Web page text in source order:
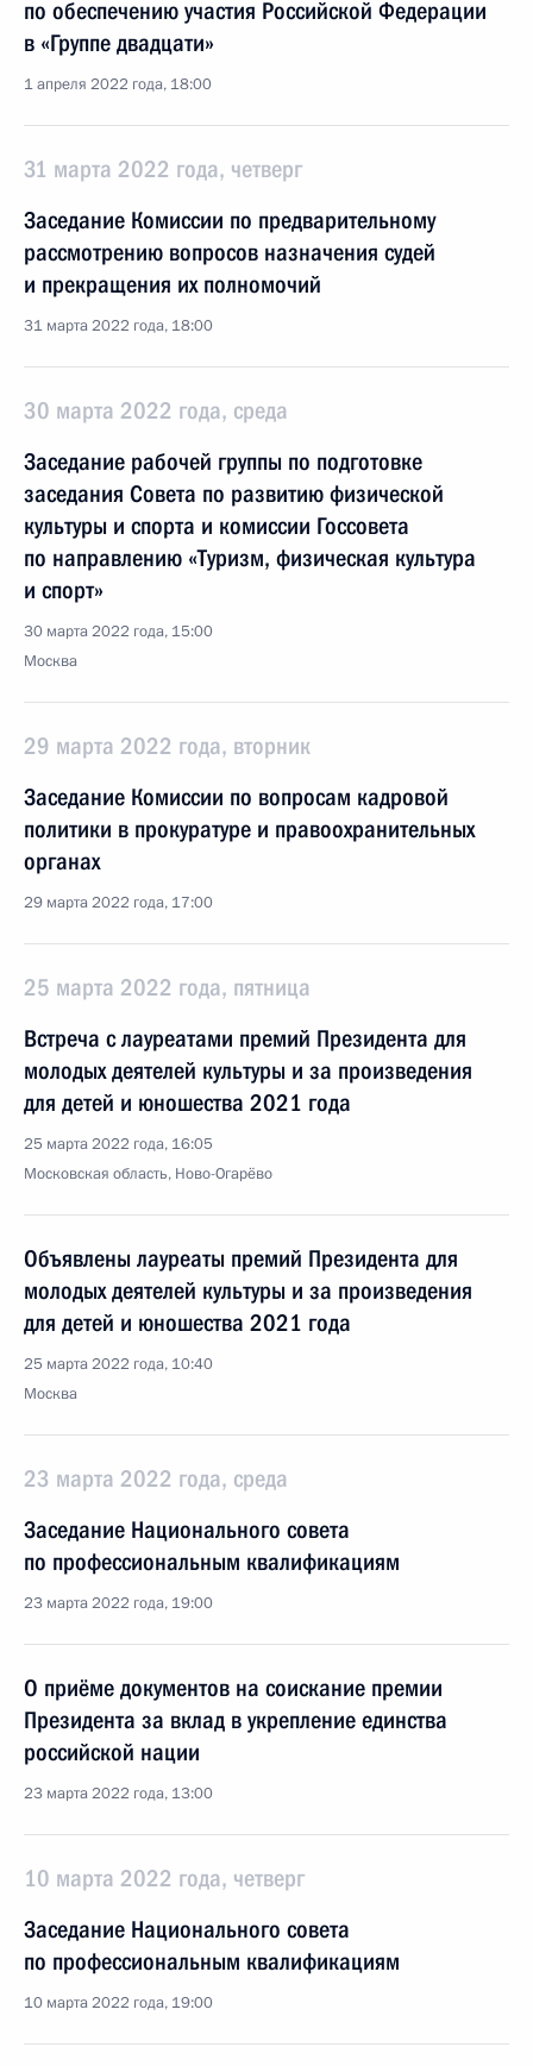
по обеспечению участия Российской Федерации
в «Группе двадцати»
1 апреля 2022 года, 18:00
31 марта 2022 года, четверг
Заседание Комиссии по предварительному
рассмотрению вопросов назначения судей
и прекращения их полномочий
31 марта 2022 года, 18:00
30 марта 2022 года, среда
Заседание рабочей группы по подготовке
заседания Совета по развитию физической
культуры и спорта и комиссии Госсовета
по направлению «Туризм, физическая культура
и спорт»
30 марта 2022 года, 15:00
Москва
29 марта 2022 года, вторник
Заседание Комиссии по вопросам кадровой
политики в прокуратуре и правоохранительных
органах
29 марта 2022 года, 17:00
25 марта 2022 года, пятница
Встреча с лауреатами премий Президента для
молодых деятелей культуры и за произведения
для детей и юношества 2021 года
25 марта 2022 года, 16:05
Московская область, Ново-Огарёво
Объявлены лауреаты премий Президента для
молодых деятелей культуры и за произведения
для детей и юношества 2021 года
25 марта 2022 года, 10:40
Москва
23 марта 2022 года, среда
Заседание Национального совета
по профессиональным квалификациям
23 марта 2022 года, 19:00
О приёме документов на соискание премии
Президента за вклад в укрепление единства
российской нации
23 марта 2022 года, 13:00
10 марта 2022 года, четверг
Заседание Национального совета
по профессиональным квалификациям
10 марта 2022 года, 19:00